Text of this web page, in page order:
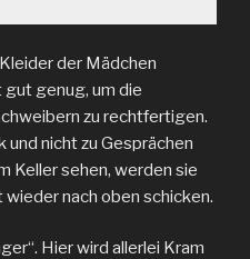
der Mädchen
genug, um die
zu rechtfertigen.
und nicht zu Gesprächen
Keller sehen, werden sie
nach oben schicken.
Hier wird allerlei Kram